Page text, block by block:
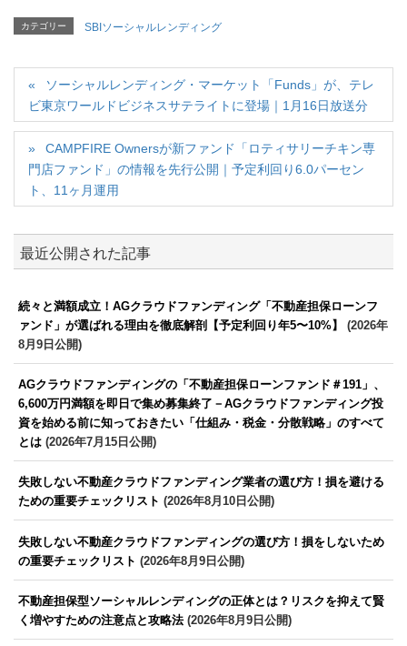
カテゴリー SBIソーシャルレンディング
ソーシャルレンディング・マーケット「Funds」が、テレ
ビ東京ワールドビジネスサテライトに登場｜1月16日放送分
CAMPFIRE Ownersが新ファンド「ロティサリーチキン専
門店ファンド」の情報を先行公開｜予定利回り6.0パーセン
ト、11ヶ月運用
最近公開された記事
続々と満額成立！AGクラウドファンディング「不動産担保ローンフ
ァンド」が選ばれる理由を徹底解剖【予定利回り年5〜10%】
(2026年
8月9日公開)
AGクラウドファンディングの「不動産担保ローンファンド＃191」、
6,600万円満額を即日で集め募集終了－AGクラウドファンディング投
資を始める前に知っておきたい「仕組み・税金・分散戦略」のすべて
とは (2026年7月15日公開)
失敗しない不動産クラウドファンディング業者の選び方！損を避ける
ための重要チェックリスト (2026年8月10日公開)
失敗しない不動産クラウドファンディングの選び方！損をしないため
の重要チェックリスト (2026年8月9日公開)
不動産担保型ソーシャルレンディングの正体とは？リスクを抑えて賢
く増やすための注意点と攻略法(2026年8月9日公開)